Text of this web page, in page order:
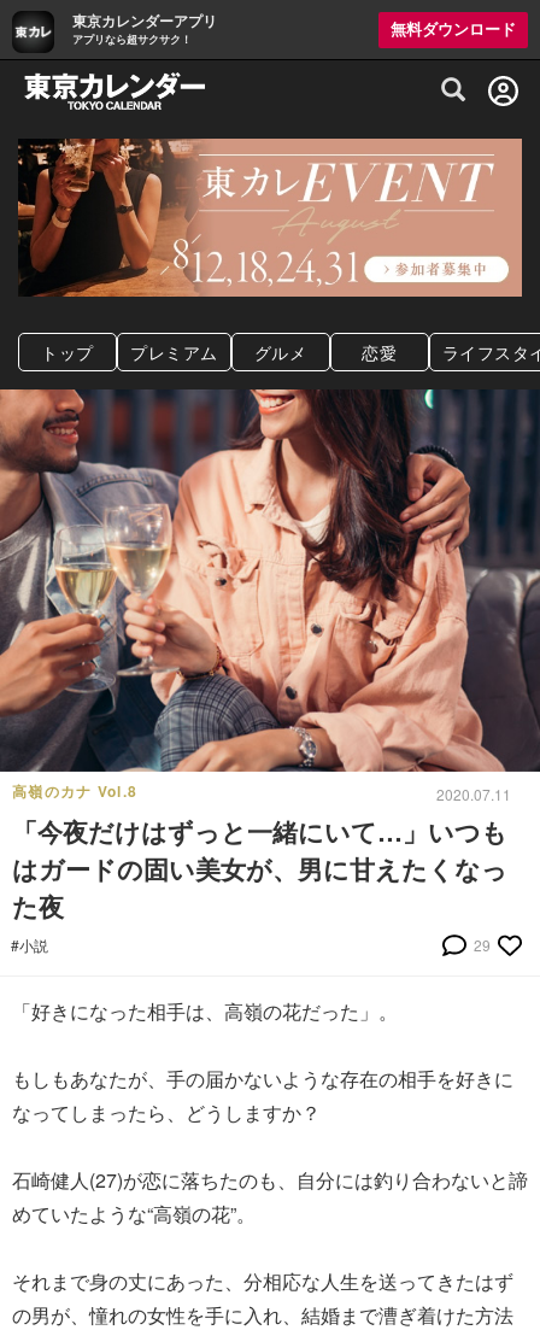
東京カレンダーアプリ
アプリなら超サクサク！
無料ダウンロード
グルメ情報・プレミアムレストラン予約
トップ プレミアム グルメ 恋愛 ライフスタ
高嶺のカナ Vol.8 2020.07.11
「今夜だけはずっと一緒にいて…」いつも
はガードの固い美女が、男に甘えたくなっ
た夜
#小説 29
「好きになった相手は、高嶺の花だった」。
もしもあなたが、手の届かないような存在の相手を好きに
なってしまったら、どうしますか？
石崎健人(27)が恋に落ちたのも、自分には釣り合わないと諦
めていたような“高嶺の花”。
それまで身の丈にあった、分相応な人生を送ってきたはず
の男が、憧れの女性を手に入れ、結婚まで漕ぎ着けた方法